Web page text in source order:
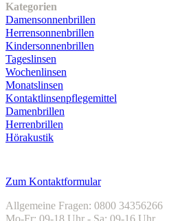
Kategorien
Damensonnenbrillen
Herrensonnenbrillen
Kindersonnenbrillen
Tageslinsen
Wochenlinsen
Monatslinsen
Kontaktlinsenpflegemittel
Damenbrillen
Herrenbrillen
Hörakustik
Zum Kontaktformular
Allgemeine Fragen: 0800 34356266
Mo-Fr: 09-18 Uhr - Sa: 09-16 Uhr